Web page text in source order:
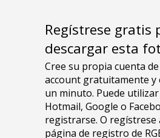
Regístrese gratis
descargar esta